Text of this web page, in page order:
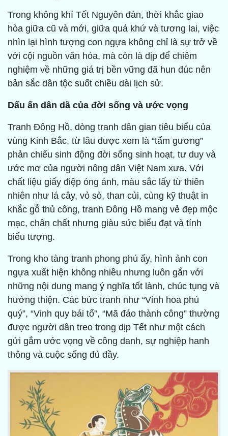
Trong không khí Tết Nguyên đán, thời khắc giao
hòa giữa cũ và mới, giữa quá khứ và tương lai, việc
nhìn lại hình tượng con ngựa không chỉ là sự trở về
với cội nguồn văn hóa, mà còn là dịp để chiêm
nghiệm về những giá trị bền vững đã hun đúc nên
bản sắc dân tộc suốt chiều dài lịch sử.
Dấu ấn dân dã của đời sống và ước vọng
Tranh Đông Hồ, dòng tranh dân gian tiêu biểu của
vùng Kinh Bắc, từ lâu được xem là “tấm gương”
phản chiếu sinh động đời sống sinh hoạt, tư duy và
ước mơ của người nông dân Việt Nam xưa. Với
chất liệu giấy điệp óng ánh, màu sắc lấy từ thiên
nhiên như lá cây, vỏ sò, than củi, cùng kỹ thuật in
khắc gỗ thủ công, tranh Đông Hồ mang vẻ đẹp mộc
mạc, chân chất nhưng giàu sức biểu đạt và tính
biểu tượng.
Trong kho tàng tranh phong phú ấy, hình ảnh con
ngựa xuất hiện không nhiều nhưng luôn gắn với
những nội dung mang ý nghĩa tốt lành, chúc tụng và
hướng thiện. Các bức tranh như “Vinh hoa phú
quý”, “Vinh quy bái tổ”, “Mã đáo thành công” thường
được người dân treo trong dịp Tết như một cách
gửi gắm ước vọng về công danh, sự nghiệp hanh
thông và cuộc sống đủ đầy.